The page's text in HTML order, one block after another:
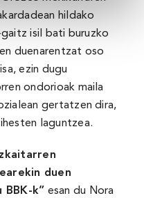
hildako
isil bati buruzko
duenarentzat oso
ezin dugu
ondorioak maila
gertatzen dira,
laguntzea.
duen
k” esan du Nora